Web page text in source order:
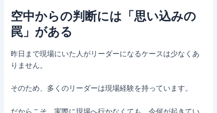
空中からの判断には「思い込みの
罠」がある
昨日まで現場にいた人がリーダーになるケースは少なくあ
りません。
そのため、多くのリーダーは現場経験を持っています。